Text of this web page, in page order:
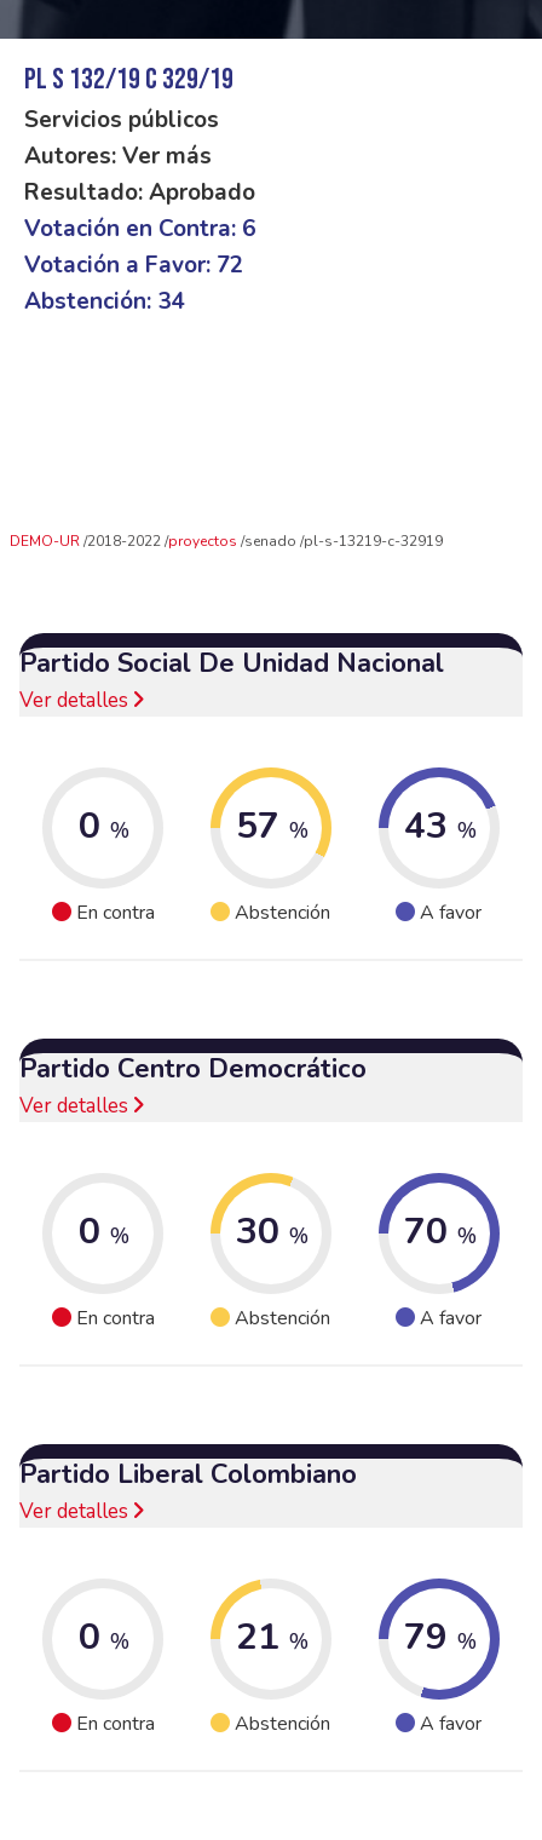
PL S 132/19 C 329/19
Servicios públicos
Autores: Ver más
Resultado: Aprobado
Votación en Contra: 6
Votación a Favor: 72
Abstención: 34
DEMO-UR 2018-2022 proyectos senado pl-s-13219-c-32919
Partido Social De Unidad Nacional
Ver detalles
0 %
En contra
57 %
Abstención
43 %
A favor
Partido Centro Democrático
Ver detalles
0 %
En contra
30 %
Abstención
70 %
A favor
Partido Liberal Colombiano
Ver detalles
0 %
En contra
21 %
Abstención
79 %
A favor